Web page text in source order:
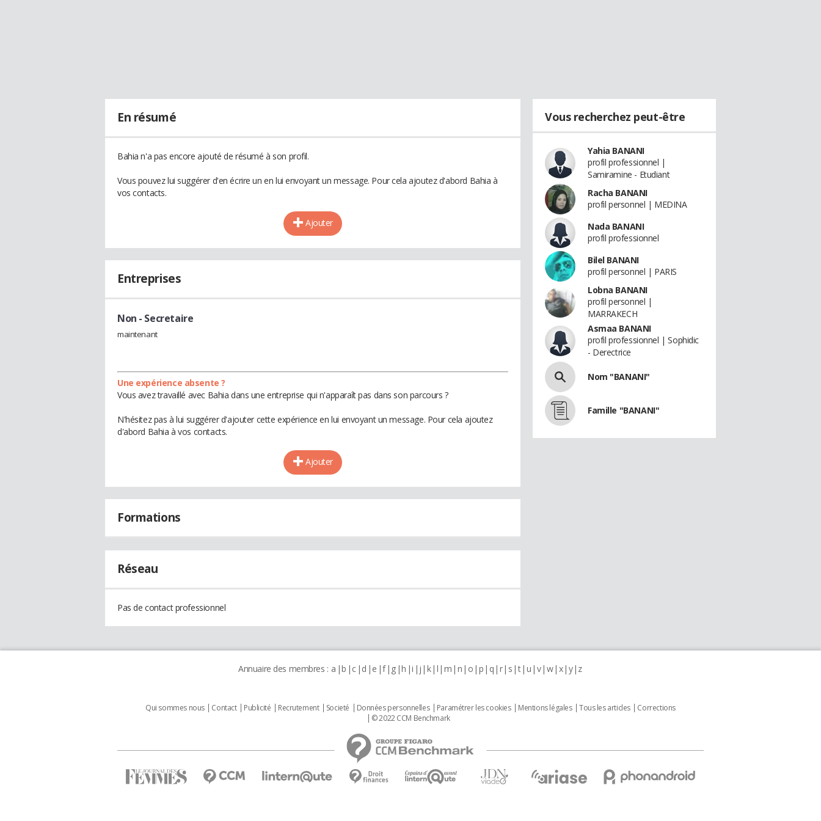
En résumé
Bahia n'a pas encore ajouté de résumé à son profil.
Vous pouvez lui suggérer d'en écrire un en lui envoyant un message. Pour cela ajoutez d'abord Bahia à
vos contacts.
Ajouter
Entreprises
Non - Secretaire
maintenant
Une expérience absente ?
Vous avez travaillé avec Bahia dans une entreprise qui n'apparaît pas dans son parcours ?
N'hésitez pas à lui suggérer d'ajouter cette expérience en lui envoyant un message. Pour cela ajoutez
d'abord Bahia à vos contacts.
Ajouter
Formations
Réseau
Pas de contact professionnel
Vous recherchez peut-être
Yahia BANANI
profil professionnel |
Samiramine - Etudiant
Racha BANANI
profil personnel | MEDINA
Nada BANANI
profil professionnel
Bilel BANANI
profil personnel | PARIS
Lobna BANANI
profil personnel |
MARRAKECH
Asmaa BANANI
profil professionnel | Sophidic
- Derectrice
Nom "BANANI"
Famille "BANANI"
Annuaire des membres : a b c d e f g h i j k l m n o p q r s t u v w x y z
Qui sommes nous Contact Publicité Recrutement Societé Données personnelles Paramétrer les cookies Mentions légales Tous les articles
Corrections
© 2022 CCM Benchmark